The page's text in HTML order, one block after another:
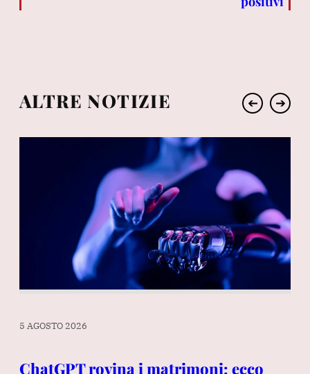
ALTRE NOTIZIE ➔ ➔
5 AGOSTO 2026
ChatGPT rovina i matrimoni: ecco